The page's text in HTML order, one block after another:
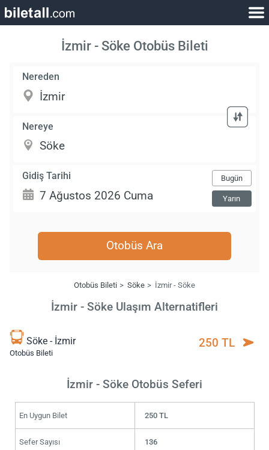
İzmir - Söke Otobüs Bileti
Nereden
Nereye
Gidiş Tarihi Bugün
Yarın
Otobüs Ara
Otobüs Bileti Söke İzmir - Söke
İzmir - Söke Ulaşım Alternatifleri
Söke - İzmir
Otobüs Bileti
250 TL
İzmir - Söke Otobüs Seferi
En Uygun Bilet 250 TL
Sefer Sayısı 136